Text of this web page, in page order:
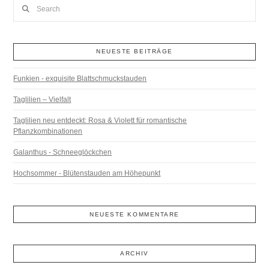
NEUESTE BEITRÄGE
Funkien - exquisite Blattschmuckstauden
Taglilien – Vielfalt
Taglilien neu entdeckt: Rosa & Violett für romantische
Pflanzkombinationen
Galanthus - Schneeglöckchen
Hochsommer - Blütenstauden am Höhepunkt
NEUESTE KOMMENTARE
ARCHIV